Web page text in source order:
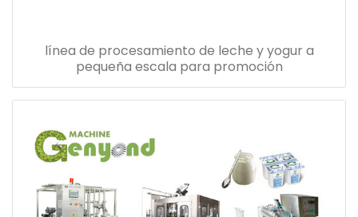
línea de procesamiento de leche y yogur a
pequeña escala para promoción